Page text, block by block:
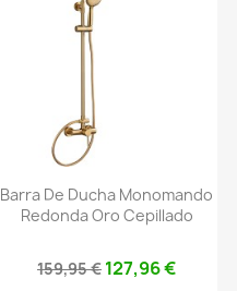
Barra De Ducha Monomando
Redonda Oro Cepillado
159,95 € 127,96 €